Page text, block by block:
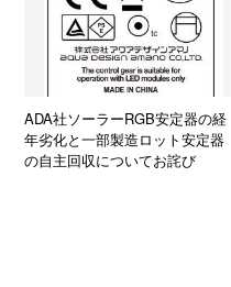
ADA社ソーラーRGB安定器の経
年劣化と一部製造ロット安定器
の自主回収についてお詫び